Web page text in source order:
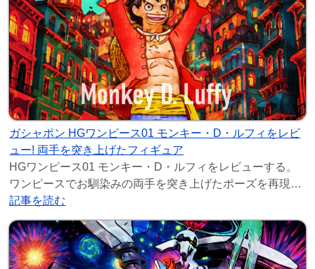
ガシャポン HGワンピース01 モンキー・D・ルフィをレビ
ュー! 両手を突き上げたフィギュア
HGワンピース01 モンキー・D・ルフィをレビューする。
ワンピースでお馴染みの両手を突き上げたポーズを再現し
たガチャガチャフィギュアだ。もちろん麦わら帽
記事を読む